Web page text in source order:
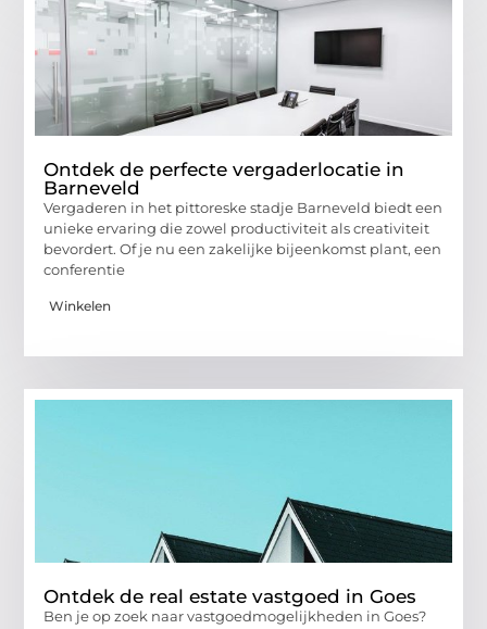
Ontdek de perfecte vergaderlocatie in
Barneveld
Vergaderen in het pittoreske stadje Barneveld biedt een
unieke ervaring die zowel productiviteit als creativiteit
bevordert. Of je nu een zakelijke bijeenkomst plant, een
conferentie
Winkelen
Ontdek de real estate vastgoed in Goes
Ben je op zoek naar vastgoedmogelijkheden in Goes?